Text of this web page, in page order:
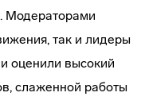
Модераторами
так и лидеры
оценили высокий
слаженной работы